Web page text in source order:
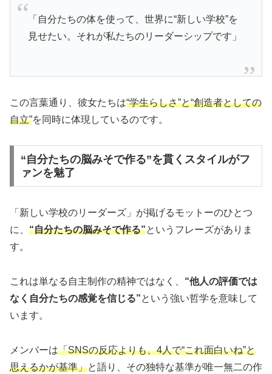
「自分たちの体を使って、世界に“新しい学校”を
見せたい。それが私たちのリーダーシップです」
この言葉通り、彼女たちは“学生らしさ”と“創造者としての
自立”を同時に体現しているのです。
“自分たちの脳みそで作る”を貫くスタイルがフ
ァンを魅了
「新しい学校のリーダーズ」が掲げるモットーのひとつ
に、 “自分たちの脳みそで作る”というフレーズがありま
す。
これは単なる自主制作の精神ではなく、 “他人の評価では
なく自分たちの感覚を信じる”という強い哲学を意味して
います。
メンバーは「SNSの反応よりも、4人で“これ面白いね”と
思えるかが基準」と語り、その独特な基準が唯一無二の作